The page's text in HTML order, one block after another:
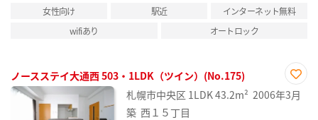
女性向け 駅近
インターネット無料
wifiあり
オートロック
ノースステイ大通西 503・1LDK（ツイン）(No.175)
お気
に入
札幌市中央区 1LDK43.2m² 2006年3月
築 西１５丁目